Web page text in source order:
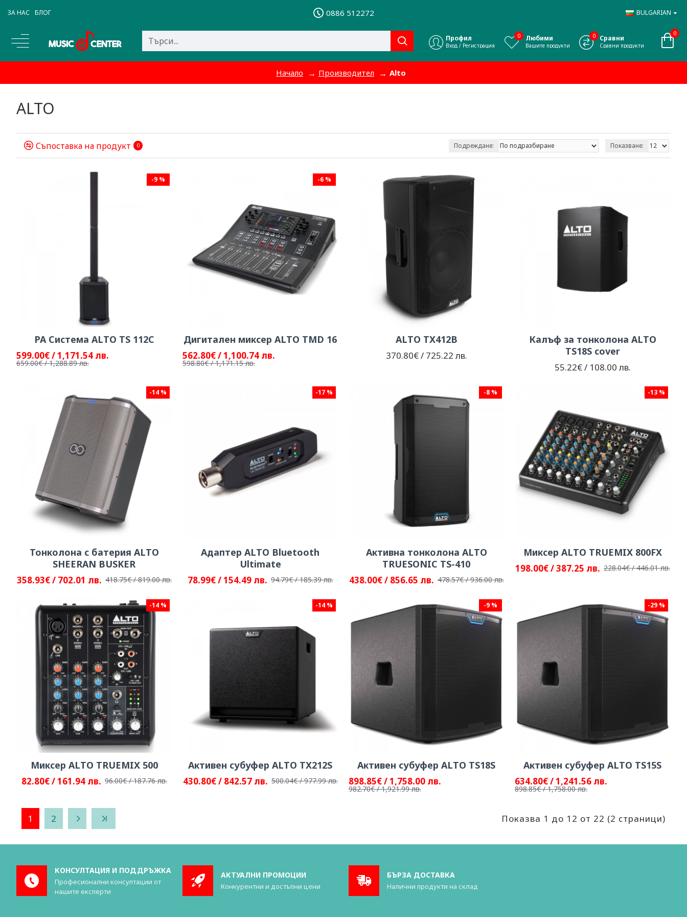
ЗА НАС БЛОГ 0886 512272 BULGARIAN
Профил
Вход / Регистрация
Любими
Вашите продукти
0 Сравни
Сравни продукти
0 0
Начало Производител Alto
ALTO
Съпоставка на продукт 0 Подреждане: Показване:
-9 %
PA Система ALTO TS 112C
599.00€ / 1,171.54 лв.
659.00€ / 1,288.89 лв.
-6 %
Дигитален миксер ALTO TMD 16
562.80€ / 1,100.74 лв.
598.80€ / 1,171.15 лв.
ALTO TX412B
370.80€ / 725.22 лв.
Калъф за тонколона ALTO
TS18S cover
55.22€ / 108.00 лв.
-14 %
Тонколона с батерия ALTO
SHEERAN BUSKER
358.93€ / 702.01 лв. 418.75€ / 819.00 лв.
-17 %
Адаптер ALTO Bluetooth
Ultimate
78.99€ / 154.49 лв. 94.79€ / 185.39 лв.
-8 %
Активна тонколона ALTO
TRUESONIC TS-410
438.00€ / 856.65 лв. 478.57€ / 936.00 лв.
-13 %
Миксер ALTO TRUEMIX 800FX
198.00€ / 387.25 лв. 228.04€ / 446.01 лв.
-14 %
Миксер ALTO TRUEMIX 500
82.80€ / 161.94 лв. 96.00€ / 187.76 лв.
-14 %
Активен субуфер ALTO TX212S
430.80€ / 842.57 лв. 500.04€ / 977.99 лв.
-9 %
Активен субуфер ALTO TS18S
898.85€ / 1,758.00 лв.
982.70€ / 1,921.99 лв.
-29 %
Активен субуфер ALTO TS15S
634.80€ / 1,241.56 лв.
898.85€ / 1,758.00 лв.
1 2 Показва 1 до 12 от 22 (2 страници)
КОНСУЛТАЦИЯ И ПОДДРЪЖКА
Професионални консултации от
нашите експерти
АКТУАЛНИ ПРОМОЦИИ
Конкурентни и достъпни цени
БЪРЗА ДОСТАВКА
Налични продукти на склад